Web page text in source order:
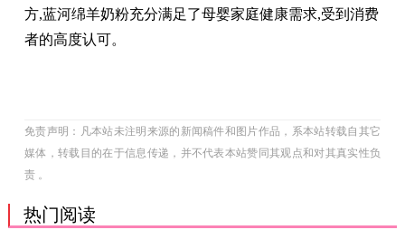
方,蓝河绵羊奶粉充分满足了母婴家庭健康需求,受到消费
者的高度认可。
免责声明：凡本站未注明来源的新闻稿件和图片作品，系本站转载自其它
媒体，转载目的在于信息传递，并不代表本站赞同其观点和对其真实性负
责 。
热门阅读